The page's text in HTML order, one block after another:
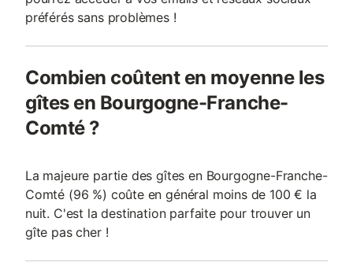
préférés sans problèmes !
Combien coûtent en moyenne les
gîtes en Bourgogne-Franche-
Comté ?
La majeure partie des gîtes en Bourgogne-Franche-
Comté (96 %) coûte en général moins de 100 € la
nuit. C'est la destination parfaite pour trouver un
gîte pas cher !